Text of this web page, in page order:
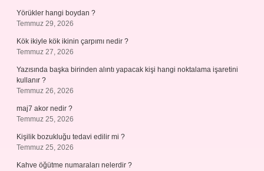
Yörükler hangi boydan ?
Temmuz 29, 2026
Kök ikiyle kök ikinin çarpımı nedir ?
Temmuz 27, 2026
Yazısında başka birinden alıntı yapacak kişi hangi noktalama işaretini
kullanır ?
Temmuz 26, 2026
maj7 akor nedir ?
Temmuz 25, 2026
Kişilik bozukluğu tedavi edilir mi ?
Temmuz 25, 2026
Kahve öğütme numaraları nelerdir ?